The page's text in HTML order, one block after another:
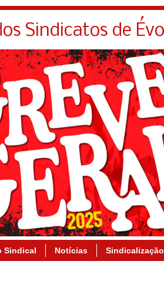
Sindicatos de
Sindical Notícias Sindicalização